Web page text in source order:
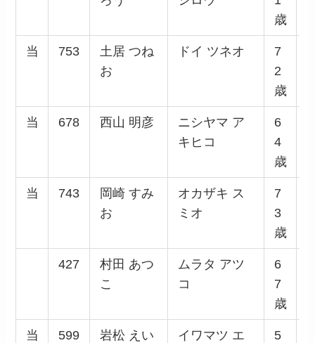
歳
当 753
土居 つね
お
ドイ ツネオ
7
2
歳
当 678 西山 明彦
ニシヤマ ア
キヒコ
6
4
歳
当 743
岡崎 すみ
お
オカザキ ス
ミオ
7
3
歳
427
村田 あつ
こ
ムラタ アツ
コ
6
7
歳
当 599
岩松 えい
イワマツ エ
5